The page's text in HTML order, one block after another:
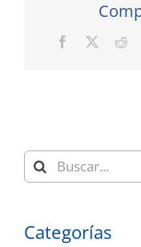
Facebook
Buscar:
Categorías